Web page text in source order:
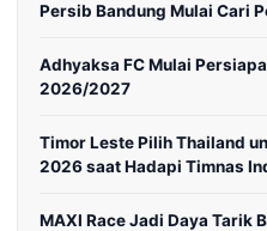
Persib Bandung Mulai Cari
Adhyaksa FC Mulai
2026/2027
Timor Leste Pilih Thailand
2026 saat Hadapi Timnas
MAXI Race Jadi Daya Tarik